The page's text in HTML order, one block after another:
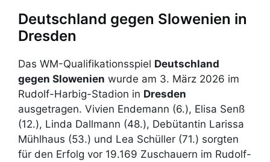
Deutschland gegen Slowenien in
Dresden
Das WM-Qualifikationsspiel Deutschland
gegen Slowenien wurde am 3. März 2026 im
Rudolf-Harbig-Stadion in Dresden
ausgetragen. Vivien Endemann (6.), Elisa Senß
(12.), Linda Dallmann (48.), Debütantin Larissa
Mühlhaus (53.) und Lea Schüller (71.) sorgten
für den Erfolg vor 19.169 Zuschauern im Rudolf-